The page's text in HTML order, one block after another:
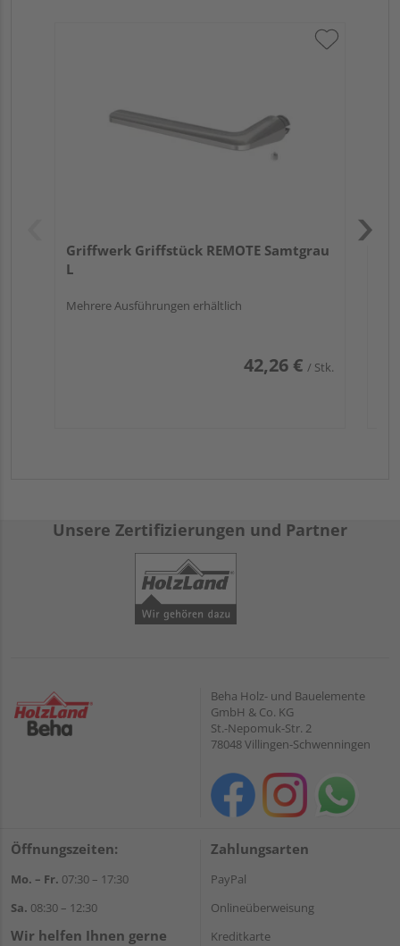
Griffwerk Griffstück REMOTE Samtgrau
L
Mehrere Ausführungen erhältlich
42,26 € / Stk.
Unsere Zertifizierungen und Partner
Beha Holz- und Bauelemente
GmbH & Co. KG
St.-Nepomuk-Str. 2
78048 Villingen-Schwenningen
Öffnungszeiten:
Mo. – Fr. 07:30 – 17:30
Sa. 08:30 – 12:30
Wir helfen Ihnen gerne
Zahlungsarten
PayPal
Onlineüberweisung
Kreditkarte